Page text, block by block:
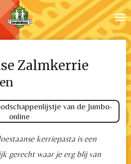
Zalmkerrie
van de Jumbo-
online
kerriepasta is een
gerecht waar je erg blij van